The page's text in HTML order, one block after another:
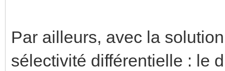
Par ailleurs, avec la
sélectivité différentielle : le